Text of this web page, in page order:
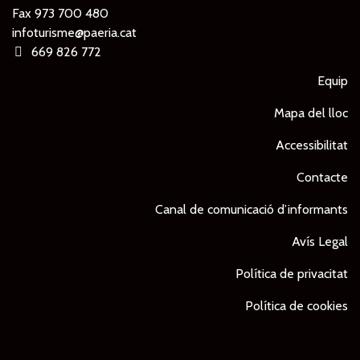
Fax 973 700 480
infoturisme@paeria.cat
669 826 772
Equip
Mapa del lloc
Accessibilitat
Contacte
Canal de comunicació d’informants
Avís Legal
Política de privacitat
Política de cookies